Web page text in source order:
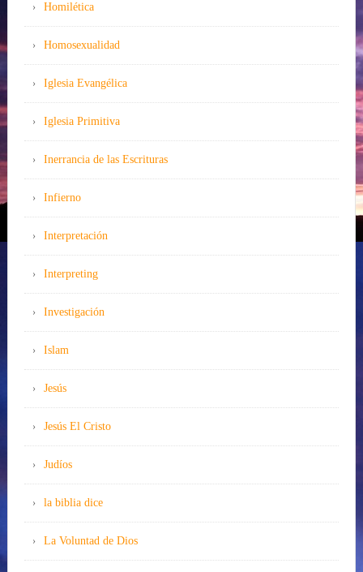
Homilética
Homosexualidad
Iglesia Evangélica
Iglesia Primitiva
Inerrancia de las Escrituras
Infierno
Interpretación
Interpreting
Investigación
Islam
Jesús
Jesús El Cristo
Judíos
la biblia dice
La Voluntad de Dios